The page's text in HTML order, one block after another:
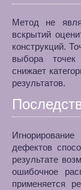
Метод не
вскрытий
конструкций.
выбора точек
снижает
результатов.
дефектов
результате
ошибочное
применяется